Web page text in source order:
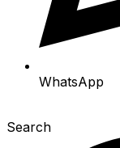
WhatsApp
Search